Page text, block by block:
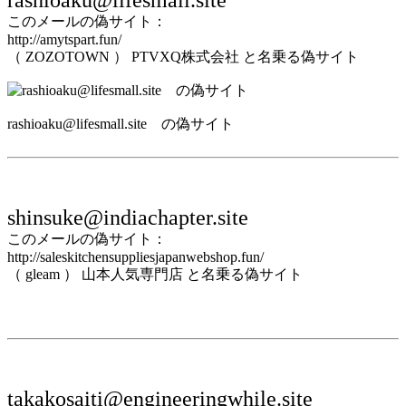
このメールの偽サイト：
http://amytspart.fun/
（ ZOZOTOWN ） PTVXQ株式会社 と名乗る偽サイト
rashioaku@lifesmall.site の偽サイト
shinsuke@indiachapter.site
このメールの偽サイト：
http://saleskitchensuppliesjapanwebshop.fun/
（ gleam ） 山本人気専門店 と名乗る偽サイト
takakosaiti@engineeringwhile.site